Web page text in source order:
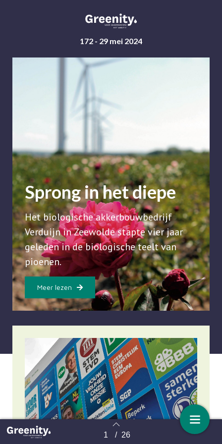
Terug naar overzicht 1 / 26
172 - 29 mei 2024
Sprong in het diepe
Het biologische akkerbouwbedrijf
Verduijn in Zeewolde stapte vier jaar
geleden in de biologische teelt van
pioenen.
Meer lezen